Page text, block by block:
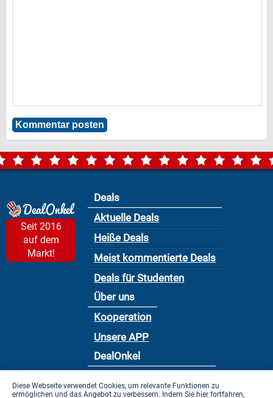
Seit 2016
auf dem
Markt!
Deals
Aktuelle Deals
Heiße Deals
Meist kommentierte Deals
Deals für Studenten
Über uns
Kooperation
Unsere APP
DealOnkel
Diese Webseite verwendet Cookies, um relevante Funktionen zu
ermöglichen und das Angebot zu verbessern. Indem Sie hier fortfahren,